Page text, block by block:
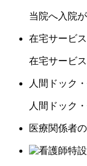
当院へ入院
在宅サービ
在宅サービ
人間ドック
人間ドック
医療関係者